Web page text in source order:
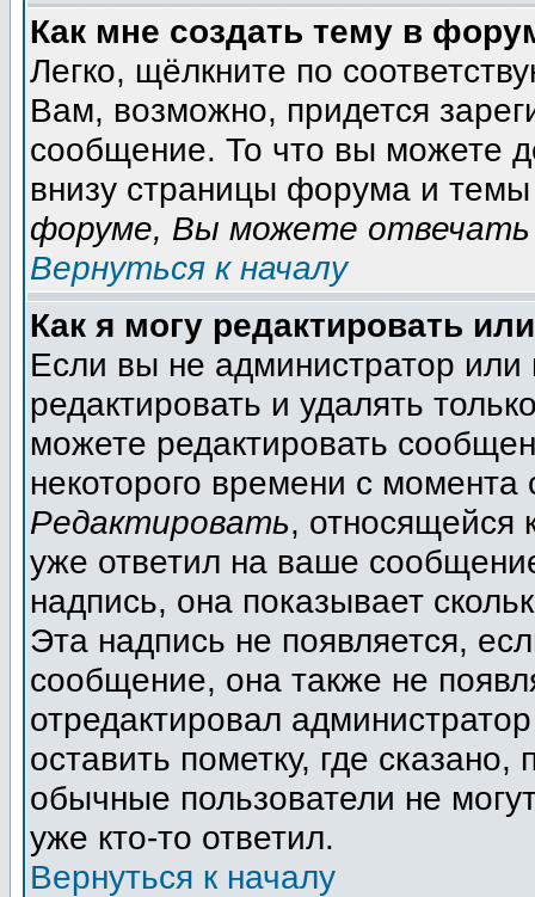
Как мне создать тему в
Легко, щёлкните по
Вам, возможно, придется
сообщение. То что вы можете
внизу страницы форума и
форуме, Вы можете отвечать
Вернуться к началу
Как я могу редактировать
Если вы не администратор
редактировать и удалять
можете редактировать
некоторого времени с момента
Редактировать, относящейся
уже ответил на ваше
надпись, она показывает
Эта надпись не появляется,
сообщение, она также не
отредактировал
оставить пометку, где
обычные пользователи не
уже кто-то ответил.
Вернуться к началу